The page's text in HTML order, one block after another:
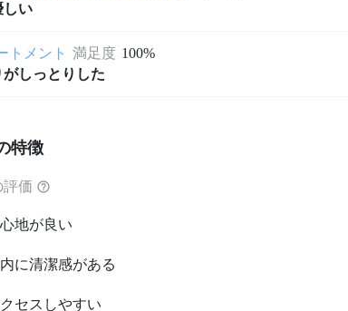
しい
トメント 満足度 100%
しっとりした
特徴
評価
地が良い
に清潔感がある
セスしやすい